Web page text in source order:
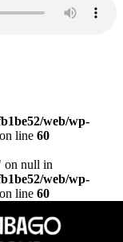
web/wp-
on line 60
on null in
web/wp-
on line 60